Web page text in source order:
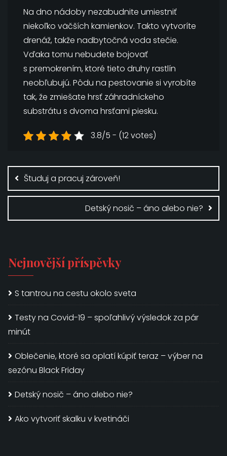
Na dno nádoby nezabudnite umiestniť
niekoľko väčších kamienkov. Takto vytvoríte
drenáž, takže nadbytočná voda stečie.
Vďaka tomu nebudete bojovať
s premokrením, ktoré tieto druhy rastlín
neobľubujú. Pôdu na pestovanie si vyrobíte
tak, že zmiešate hrsť záhradníckeho
substrátu s dvoma hrsťami piesku.
3.8/5 - (12 votes)
pro
příspěvek
Študuj a pracuj zároveň!
Detský nosič – áno alebo nie?
Nejnovější příspěvky
S tantrou na cestu okolo sveta
Testy na Covid-19 – spoľahlivý výsledok za pár
minút
Oblečenie, ktoré sa oplatí kúpiť teraz – výber na
sezónu Black Friday
Detský nosič – áno alebo nie?
Ako vytvoriť skalku v kvetináči